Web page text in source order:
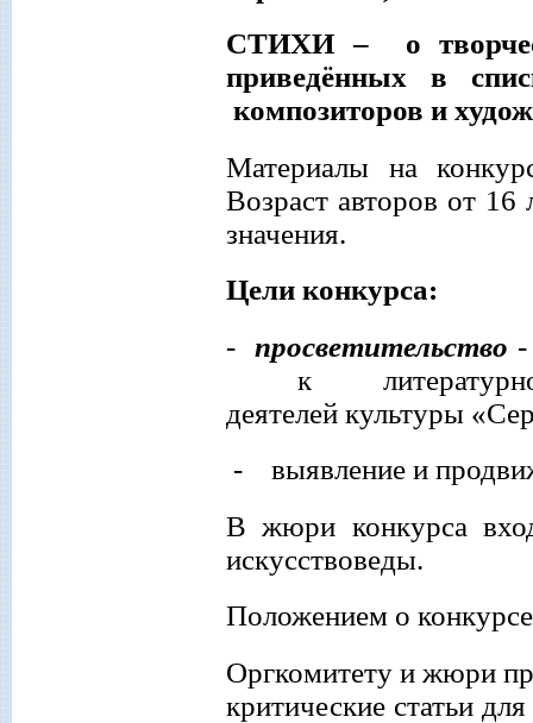
СТИХИ – о
приведённых в
композиторов и
Материалы на
Возраст авторов от
значения.
Цели конкурса:
- просветительство
к
деятелей культуры «C
- выявление и
В жюри конкурса
искусствоведы.
Положением о
Оргкомитету и жюри
критические статьи